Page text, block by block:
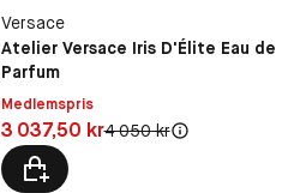
Versace
Atelier Versace Iris D'Élite Eau de
Parfum
Medlemspris
Pris: 3 037,50 kr
3 037,50 krOriginal pris:
4 050 kr